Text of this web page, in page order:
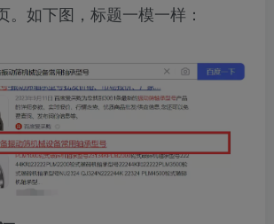
。如下图，标题一模一样：